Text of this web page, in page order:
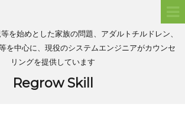
を始めとした家族の問題、アダルトチルドレン、
を中心に、現役のシステムエンジニアがカウンセ
リングを提供しています
Regrow Skill